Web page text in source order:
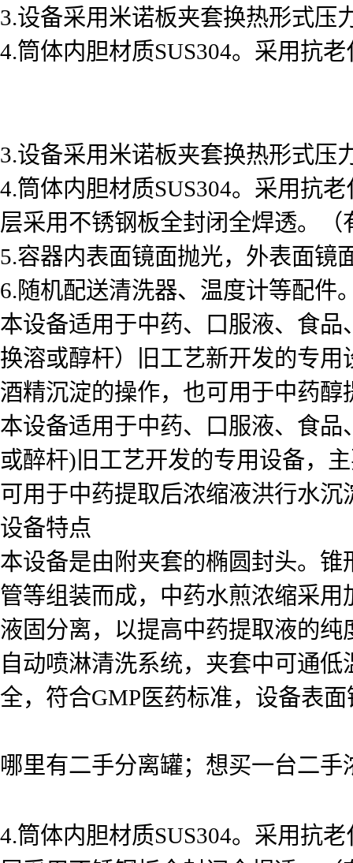
3.设备采用米诺板夹套换热形式压
4.筒体内胆材质SUS304。采用抗
3.设备采用米诺板夹套换热形式压
4.筒体内胆材质SUS304。采用抗
层采用不锈钢板全封闭全焊透。（
5.容器内表面镜面抛光，外表面镜
6.随机配送清洗器、温度计等配件
本设备适用于中药、口服液、食
换溶或醇杆）旧工艺新开发的专
酒精沉淀的操作，也可用于中药
本设备适用于中药、口服液、食
或醉杆)旧工艺开发的专用设备，
可用于中药提取后浓缩液洪行水沉
设备特点
本设备是由附夹套的椭圆封头。
管等组装而成，中药水煎浓缩采
液固分离，以提高中药提取液的
自动喷淋清洗系统，夹套中可通
全，符合GMP医药标准，设备表
哪里有二手分离罐；想买一台二手
4.筒体内胆材质SUS304。采用抗